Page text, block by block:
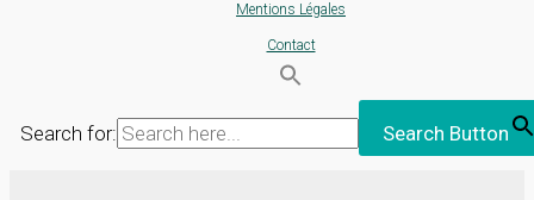
Mentions Légales
Contact
Search for: Search Button